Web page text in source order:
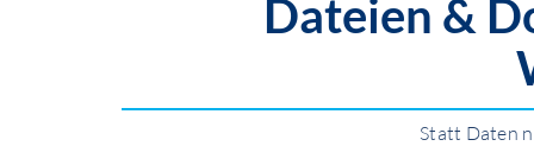
Dateien &
Statt Daten